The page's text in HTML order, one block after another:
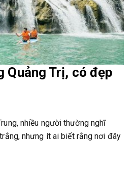
Quảng Trị, có đẹp
nhiều người thường nghĩ
nhưng ít ai biết rằng nơi đây